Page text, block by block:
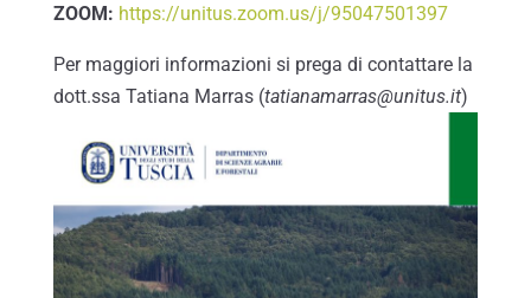
ZOOM: https://unitus.zoom.us/j/95047501397
Per maggiori informazioni si prega di contattare la
dott.ssa Tatiana Marras (tatianamarras@unitus.it)